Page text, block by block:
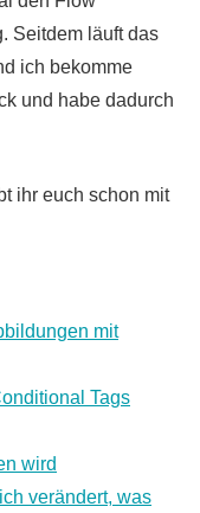
Seitdem läuft das
ich bekomme
und habe dadurch
ihr euch schon mit
mit
Tags
wird
verändert, was